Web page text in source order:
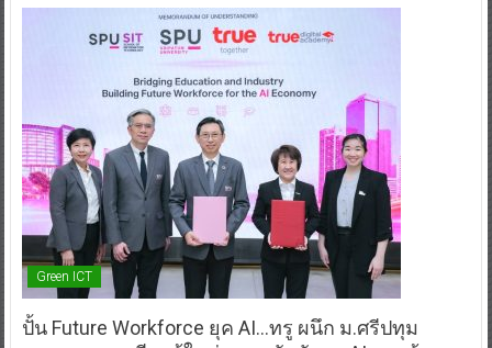
Green ICT
ปั้น Future Workforce ยุค AI…ทรู ผนึก ม.ศรีปทุม